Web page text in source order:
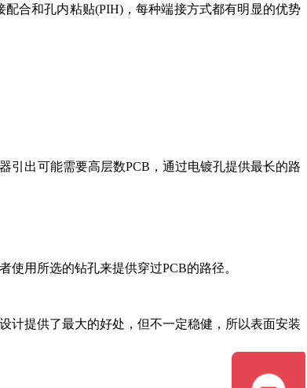
合和孔内粘贴(PIH)，每种端接方式都有明显的优势
引出可能需要高层数PCB，通过电镀孔提供最长的路
用所选的钻孔来提供穿过PCB的路径。
计提供了最大的好处，但不一定稳健，所以表面安装